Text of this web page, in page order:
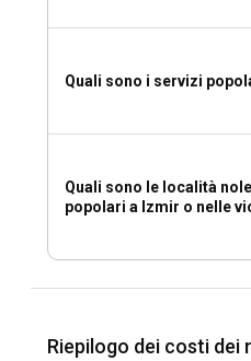
Quali sono i servizi
Quali sono le località
popolari a Izmir o nelle
Riepilogo dei costi dei